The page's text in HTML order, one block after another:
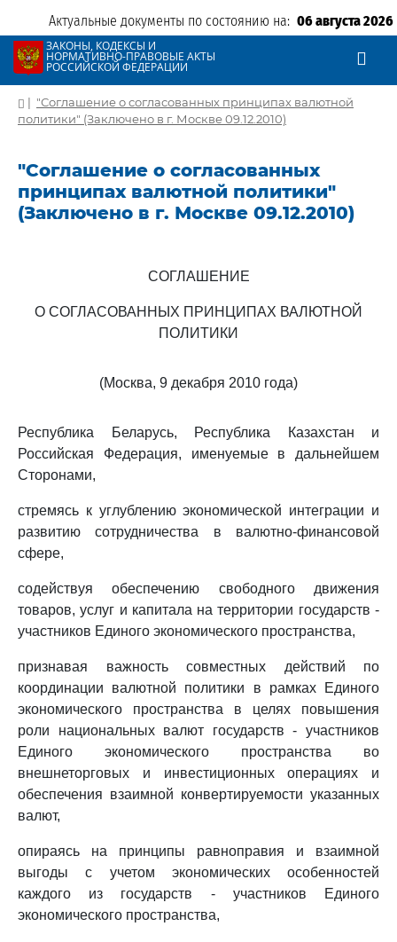
Актуальные документы по состоянию на: 06 августа 2026
ЗАКОНЫ, КОДЕКСЫ И
НОРМАТИВНО-ПРАВОВЫЕ АКТЫ
РОССИЙСКОЙ ФЕДЕРАЦИИ
| "Соглашение о согласованных принципах валютной
политики" (Заключено в г. Москве 09.12.2010)
"Соглашение о согласованных
принципах валютной политики"
(Заключено в г. Москве 09.12.2010)
СОГЛАШЕНИЕ
О СОГЛАСОВАННЫХ ПРИНЦИПАХ ВАЛЮТНОЙ
ПОЛИТИКИ
(Москва, 9 декабря 2010 года)
Республика Беларусь, Республика Казахстан и
Российская Федерация, именуемые в дальнейшем
Сторонами,
стремясь к углублению экономической интеграции и
развитию сотрудничества в валютно-финансовой
сфере,
содействуя обеспечению свободного движения
товаров, услуг и капитала на территории государств -
участников Единого экономического пространства,
признавая важность совместных действий по
координации валютной политики в рамках Единого
экономического пространства в целях повышения
роли национальных валют государств - участников
Единого экономического пространства во
внешнеторговых и инвестиционных операциях и
обеспечения взаимной конвертируемости указанных
валют,
опираясь на принципы равноправия и взаимной
выгоды с учетом экономических особенностей
каждого из государств - участников Единого
экономического пространства,